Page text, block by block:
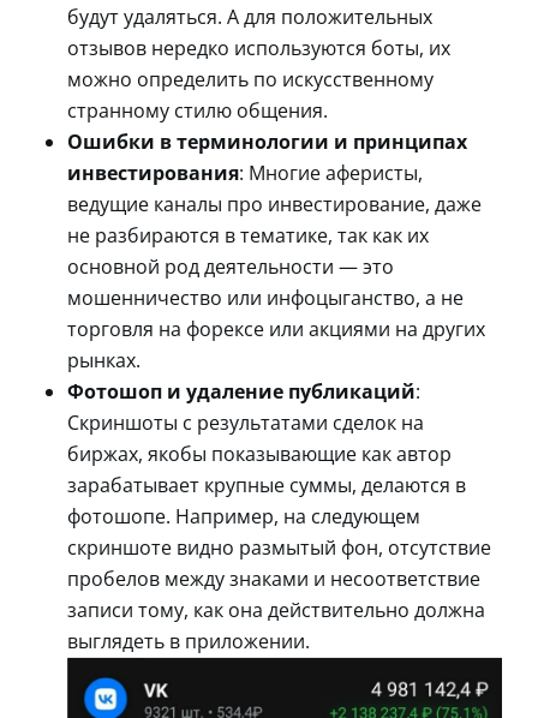
будут удаляться. А для положительных
отзывов нередко используются боты, их
можно определить по искусственному
странному стилю общения.
Ошибки в терминологии и принципах
инвестирования: Многие аферисты,
ведущие каналы про инвестирование, даже
не разбираются в тематике, так как их
основной род деятельности — это
мошенничество или инфоцыганство, а не
торговля на форексе или акциями на других
рынках.
Фотошоп и удаление публикаций:
Скриншоты с результатами сделок на
биржах, якобы показывающие как автор
зарабатывает крупные суммы, делаются в
фотошопе. Например, на следующем
скриншоте видно размытый фон, отсутствие
пробелов между знаками и несоответствие
записи тому, как она действительно должна
выглядеть в приложении.